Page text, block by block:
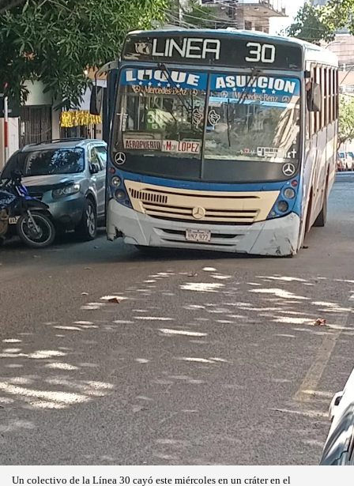
Un colectivo de la Línea 30 cayó este miércoles en un cráter en el